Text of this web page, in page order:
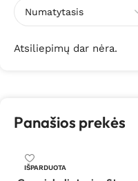
Atsiliepimų dar nėra.
Panašios prekės
IŠPARDUOTA